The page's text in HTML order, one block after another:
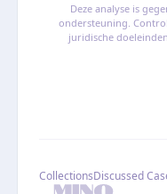
Deze analyse is
ondersteuning.
juridische
CollectionsDiscussed